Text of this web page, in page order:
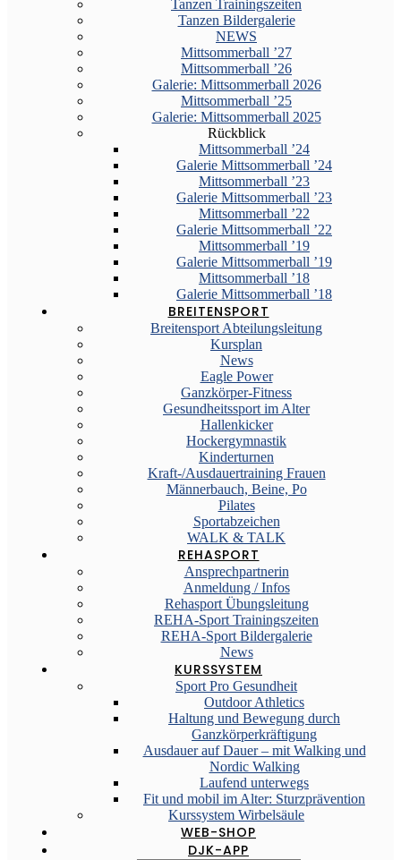
Tanzen Trainingszeiten
Tanzen Bildergalerie
NEWS
Mittsommerball ’27
Mittsommerball ’26
Galerie: Mittsommerball 2026
Mittsommerball ’25
Galerie: Mittsommerball 2025
Rückblick
Mittsommerball ’24
Galerie Mittsommerball ’24
Mittsommerball ’23
Galerie Mittsommerball ’23
Mittsommerball ’22
Galerie Mittsommerball ’22
Mittsommerball ’19
Galerie Mittsommerball ’19
Mittsommerball ’18
Galerie Mittsommerball ’18
BREITENSPORT
Breitensport Abteilungsleitung
Kursplan
News
Eagle Power
Ganzkörper-Fitness
Gesundheitssport im Alter
Hallenkicker
Hockergymnastik
Kinderturnen
Kraft-/Ausdauertraining Frauen
Männerbauch, Beine, Po
Pilates
Sportabzeichen
WALK & TALK
REHASPORT
Ansprechpartnerin
Anmeldung / Infos
Rehasport Übungsleitung
REHA-Sport Trainingszeiten
REHA-Sport Bildergalerie
News
KURSSYSTEM
Sport Pro Gesundheit
Outdoor Athletics
Haltung und Bewegung durch
Ganzkörperkräftigung
Ausdauer auf Dauer – mit Walking und
Nordic Walking
Laufend unterwegs
Fit und mobil im Alter: Sturzprävention
Kurssystem Wirbelsäule
WEB-SHOP
DJK-APP